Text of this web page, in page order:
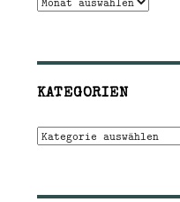
KATEGORIEN
Kategorien